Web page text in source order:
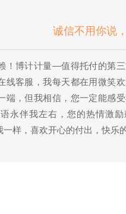
诚信不用你说
！博计计量—值得托付的第
线客服，我每天都在用微笑欢
端，但我相信，您一定能感
永伴我左右，您的热情激
样，喜欢开心的付出，快乐的